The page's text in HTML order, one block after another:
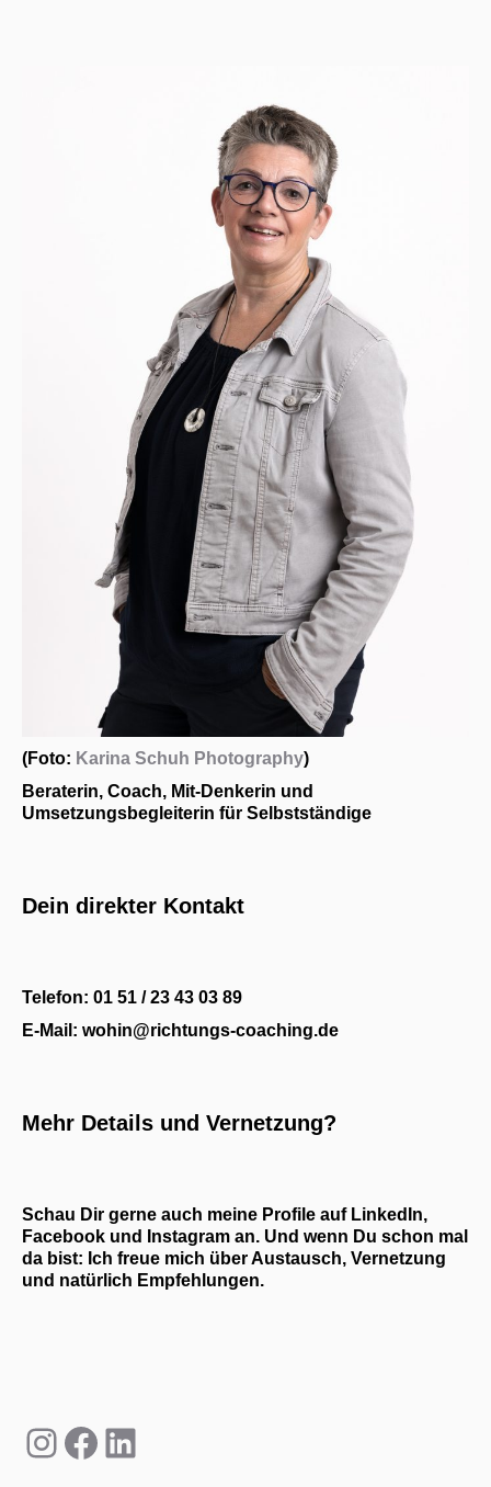
(Foto: Karina Schuh Photography)
Beraterin, Coach, Mit-Denkerin und
Umsetzungsbegleiterin für Selbstständige
Dein direkter Kontakt
Telefon: 01 51 / 23 43 03 89
E-Mail: wohin@richtungs-coaching.de
Mehr Details und Vernetzung?
Schau Dir gerne auch meine Profile auf LinkedIn,
Facebook und Instagram an. Und wenn Du schon mal
da bist: Ich freue mich über Austausch, Vernetzung
und natürlich Empfehlungen.
Instagram
Facebook
LinkedIn